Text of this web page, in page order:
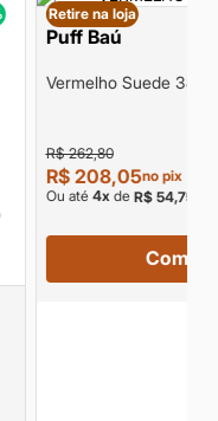
Retire na loja
Puff Baú
Vermelho Suede 38cm
R$ 262,80
R$ 208,05no pix
Ou até 4x de R$ 54,75